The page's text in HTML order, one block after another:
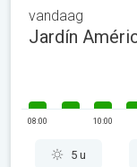
vandaag
Jardín
08:00 10:00
5 u